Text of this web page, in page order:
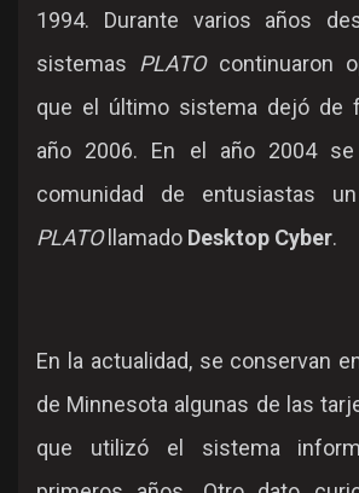
1994. Durante varios años
sistemas PLATOcontinuaron
que el último sistema dejó de
año 2006. En el año 2004
comunidad de entusiastas
PLATOllamado Desktop Cyber.
En la actualidad, se conservan
de Minnesota algunas de las
que utilizó el sistema